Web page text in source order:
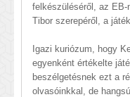
felkészüléséről, az
Tibor szerepéről, a
Igazi kuriózum, hogy
egyenként értékelte
beszélgetésnek ezt a
olvasóinkkal, de